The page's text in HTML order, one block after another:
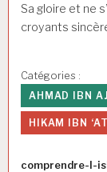
Sa gloire et ne
croyants
Catégories :
AHMAD IBN
HIKAM IBN
Auteur
comprendre-l-